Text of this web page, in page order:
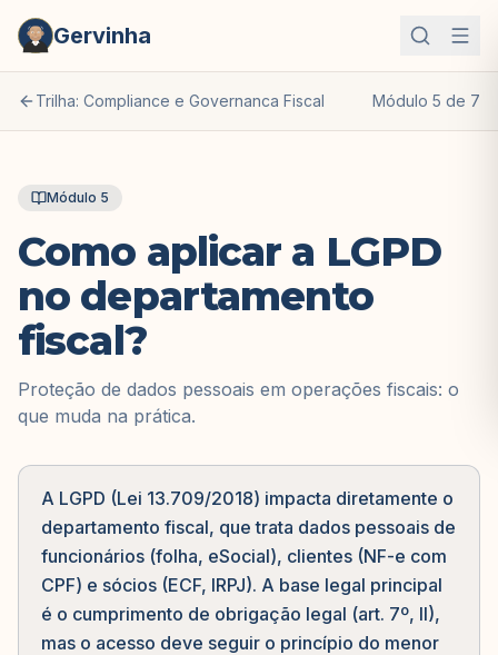
Gervinha
Trilha: Compliance e Governanca Fiscal Módulo 5 de 7
Módulo 5
Como aplicar a LGPD
no departamento
fiscal?
Proteção de dados pessoais em operações fiscais: o
que muda na prática.
A LGPD (Lei 13.709/2018) impacta diretamente o
departamento fiscal, que trata dados pessoais de
funcionários (folha, eSocial), clientes (NF-e com
CPF) e sócios (ECF, IRPJ). A base legal principal
é o cumprimento de obrigação legal (art. 7º, II),
mas o acesso deve seguir o princípio do menor